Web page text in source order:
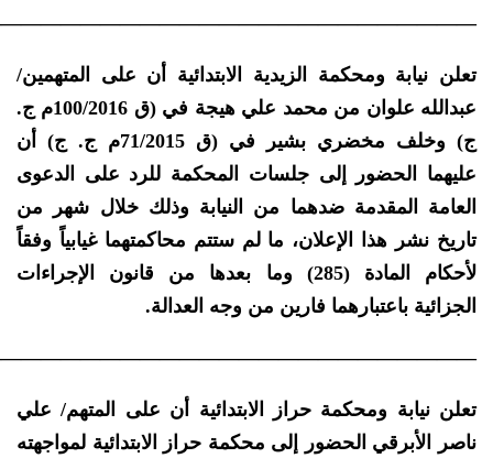
تعلن نيابة ومحكمة الزيدية الابتدائية أن على المتهمين/
عبدالله علوان من محمد علي هيجة في (ق 100/2016م ج.
ج) وخلف مخضري بشير في (ق 71/2015م ج. ج) أن
عليهما الحضور إلى جلسات المحكمة للرد على الدعوى
العامة المقدمة ضدهما من النيابة وذلك خلال شهر من
تاريخ نشر هذا الإعلان، ما لم ستتم محاكمتهما غيابياً وفقاً
لأحكام المادة (285) وما بعدها من قانون الإجراءات
الجزائية باعتبارهما فارين من وجه العدالة.
تعلن نيابة ومحكمة حراز الابتدائية أن على المتهم/ علي
ناصر الأبرقي الحضور إلى محكمة حراز الابتدائية لمواجهته